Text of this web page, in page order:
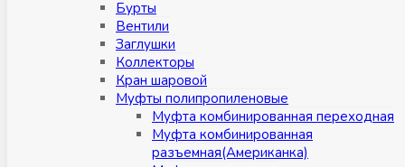
Бурты
Вентили
Заглушки
Коллекторы
Кран шаровой
Муфты полипропиленовые
Муфта комбинированная переходная
Муфта комбинированная
разъемная(Американка)